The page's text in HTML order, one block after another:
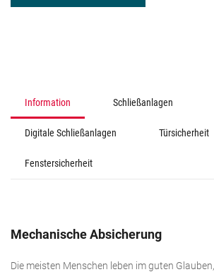
Information Schließanlagen
Digitale Schließanlagen Türsicherheit
Fenstersicherheit
Mechanische Absicherung
Die meisten Menschen leben im guten